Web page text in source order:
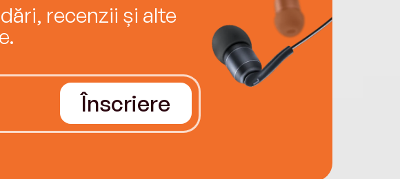
recenzii și alte
Înscriere